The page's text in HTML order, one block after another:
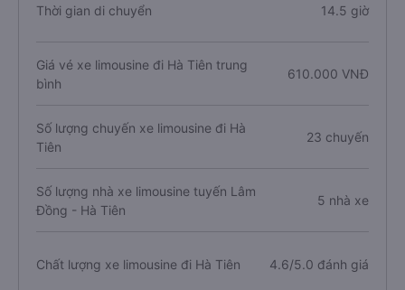
Thời gian di chuyển 14.5 giờ
Giá vé xe limousine đi Hà Tiên trung
bình
610.000 VNĐ
Số lượng chuyến xe limousine đi Hà
Tiên
23 chuyến
Số lượng nhà xe limousine tuyến Lâm
Đồng - Hà Tiên
5 nhà xe
Chất lượng xe limousine đi Hà Tiên 4.6/5.0 đánh giá